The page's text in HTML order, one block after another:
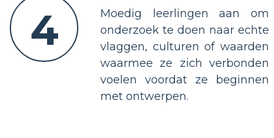
4
Moedig leerlingen aan om
onderzoek te doen naar echte
vlaggen, culturen of waarden
waarmee ze zich verbonden
voelen voordat ze beginnen
met ontwerpen.